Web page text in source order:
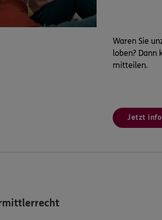
Waren Sie
loben? Dann
mitteilen.
Jetzt